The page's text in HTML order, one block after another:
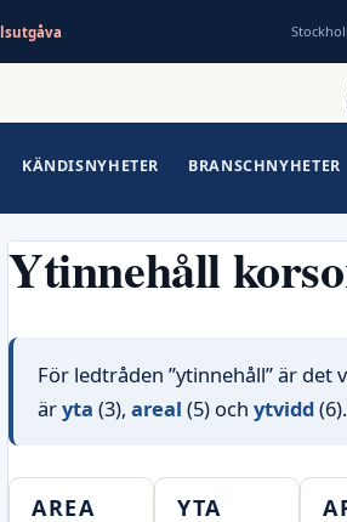
KÄNDISNYHETER BRANSCHNYHETER
Ytinnehåll
För ledtråden ”ytinnehåll” är det
äryta (3), areal (5) och ytvidd
AREA YTA